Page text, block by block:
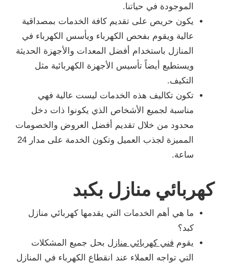
الموجودة في حياتنا.
يكون حريص على تقديم كافة الخدمات بمصداقية
عالية ويقوم بفحص الكهرباء ويأسس الكهرباء في
المنازل باستخدام أفضل المعدات والأجهزة الحديثة
ويستطيع أيضاً تأسيس الأجهزة الكهربائية مثل
التكيف.
تكون تكاليف هذه الخدمات ليست عالية فهي
مناسبة لجميع الأشخاص الذي يكونوا ذات دخل
محدود من خلال تقديم أفضل العروض والخصومات
المميزة لجذب العميل وتكون الخدمة على مدار 24
ساعة.
كهربائي منازل بكبد
ما هي أهم الخدمات التي يقدمها كهربائي منازل
كبد؟
يقوم فني كهربائي منازل بحل جميع المشكلات
التي تواجه العملاء عند انقطاع الكهرباء في المنازل